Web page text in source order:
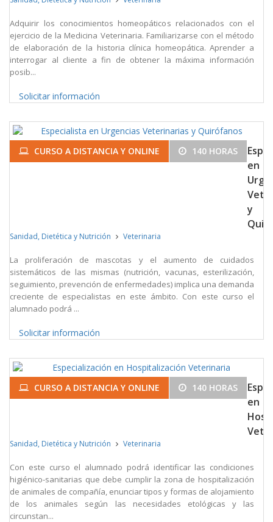
Adquirir los conocimientos homeopáticos relacionados con el
ejercicio de la Medicina Veterinaria. Familiarizarse con el método
de elaboración de la historia clínica homeopática. Aprender a
interrogar al cliente a fin de obtener la máxima información
posib...
Solicitar información
CURSO A DISTANCIA Y ONLINE 140 HORAS
en
y
Sanidad, Dietética y Nutrición Veterinaria
La proliferación de mascotas y el aumento de cuidados
sistemáticos de las mismas (nutrición, vacunas, esterilización,
seguimiento, prevención de enfermedades) implica una demanda
creciente de especialistas en este ámbito. Con este curso el
alumnado podrá ...
Solicitar información
CURSO A DISTANCIA Y ONLINE 140 HORAS
en
Sanidad, Dietética y Nutrición Veterinaria
Con este curso el alumnado podrá identificar las condiciones
higiénico-sanitarias que debe cumplir la zona de hospitalización
de animales de compañía, enunciar tipos y formas de alojamiento
de los animales según las necesidades etológicas y las
circunstan...